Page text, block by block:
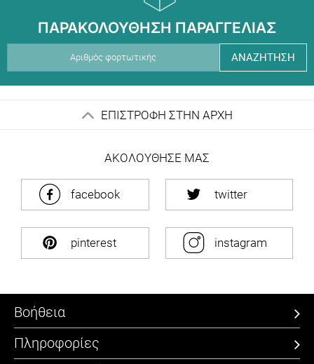
ΠΑΡΑΚΟΛΟΥΘΗΣΗ ΠΑΡΑΓΓΕΛΙΑΣ
ΑΝΑΖΗΤΗΣΗ
ΕΠΙΣΤΡΟΦΗ ΣΤΗΝ ΑΡΧΗ
ΑΚΟΛΟΥΘΗΣΕ ΜΑΣ
facebook twitter
pinterest instagram
Βοήθεια
Πληροφορίες